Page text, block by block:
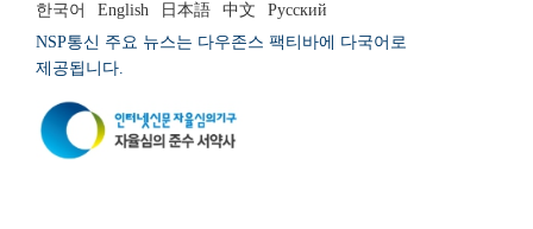
한국어 English 日本語 中文
Русский
NSP통신 주요 뉴스는 다우존스 팩티바에 다국어로
제공됩니다.